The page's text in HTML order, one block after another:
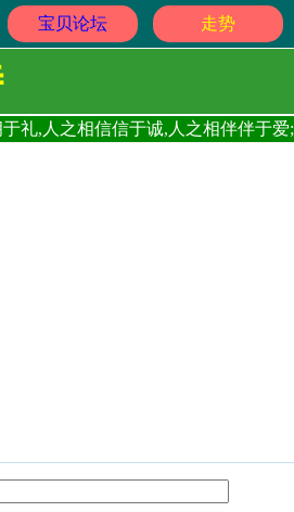
宝贝论坛 走势
礼,人之相信信于诚,人之相伴伴于爱;